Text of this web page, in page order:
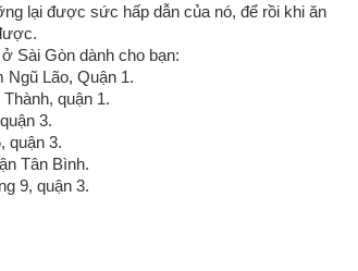
lại được sức hấp dẫn của nó, để rồi khi ăn
Sài Gòn dành cho bạn:
Ngũ Lão, Quận 1.
quận 1.
3.
quận 3.
Tân Bình.
9, quận 3.